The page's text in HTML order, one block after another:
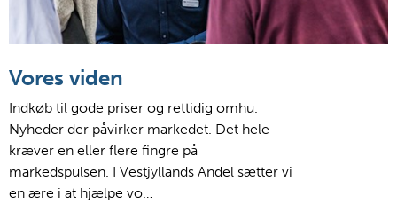
Vores viden
Indkøb til gode priser og rettidig omhu.
Nyheder der påvirker markedet. Det hele
kræver en eller flere fingre på
markedspulsen. I Vestjyllands Andel sætter vi
en ære i at hjælpe vo…